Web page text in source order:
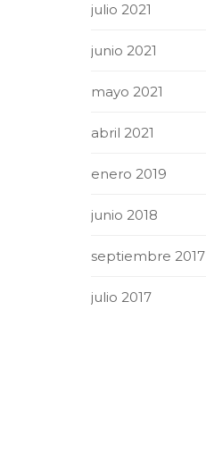
julio 2021
junio 2021
mayo 2021
abril 2021
enero 2019
junio 2018
septiembre 2017
julio 2017